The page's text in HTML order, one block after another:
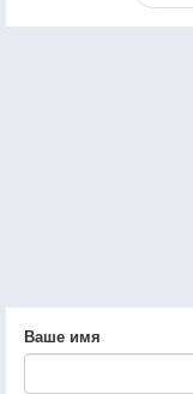
Ваше имя